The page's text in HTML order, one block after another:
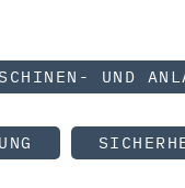
UND